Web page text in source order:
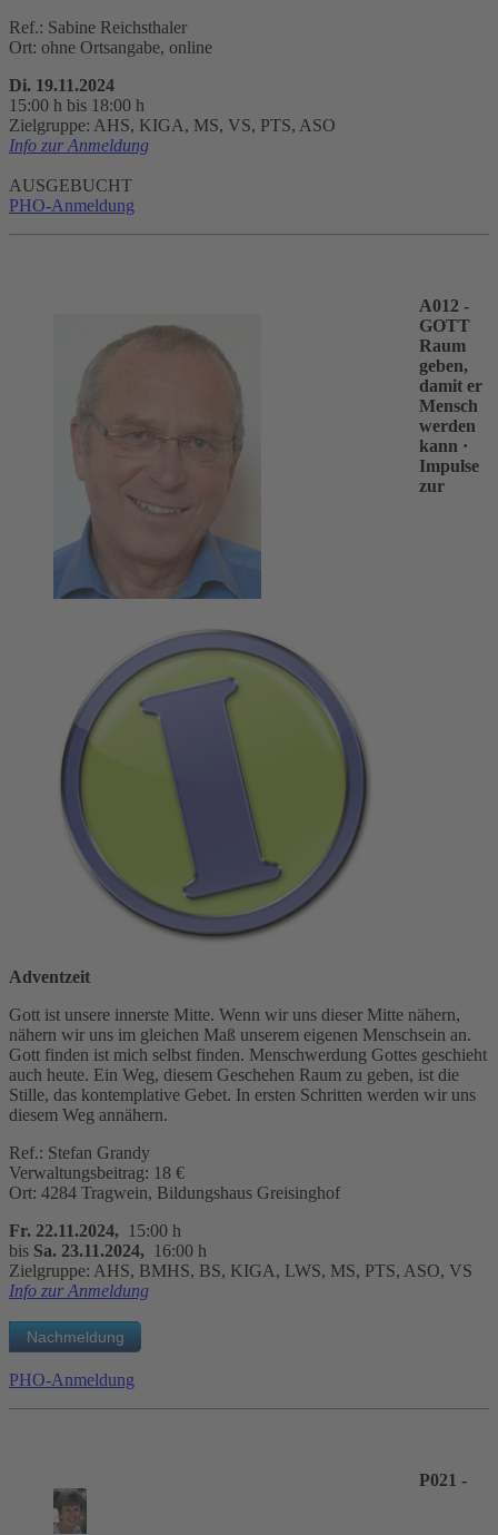
Ref.: Sabine Reichsthaler
Ort: ohne Ortsangabe, online
Di. 19.11.2024
15:00 h bis 18:00 h
Zielgruppe: AHS, KIGA, MS, VS, PTS, ASO
Info zur Anmeldung
AUSGEBUCHT
PHO-Anmeldung
A012 -
GOTT
Raum
geben,
damit er
Mensch
werden
kann ·
Impulse
zur
Adventzeit
Gott ist unsere innerste Mitte. Wenn wir uns dieser Mitte nähern,
nähern wir uns im gleichen Maß unserem eigenen Menschsein an.
Gott finden ist mich selbst finden. Menschwerdung Gottes geschieht
auch heute. Ein Weg, diesem Geschehen Raum zu geben, ist die
Stille, das kontemplative Gebet. In ersten Schritten werden wir uns
diesem Weg annähern.
Ref.: Stefan Grandy
Verwaltungsbeitrag: 18 €
Ort: 4284 Tragwein, Bildungshaus Greisinghof
Fr. 22.11.2024, 15:00 h
bis Sa. 23.11.2024, 16:00 h
Zielgruppe: AHS, BMHS, BS, KIGA, LWS, MS, PTS, ASO, VS
Info zur Anmeldung
PHO-Anmeldung
P021 -